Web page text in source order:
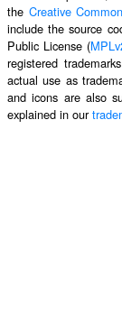
the Creative
include the source
Public License (
registered
actual use as
and icons are also
explained in our